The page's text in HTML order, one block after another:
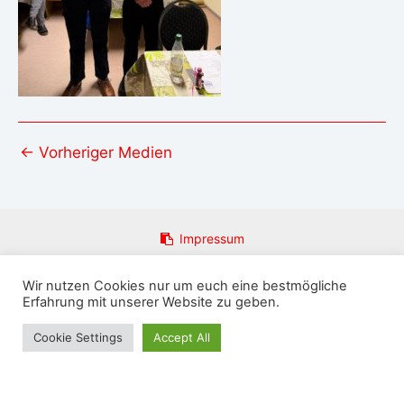
← Vorheriger Medien
Impressum
Login
Email an Admin
Presseanfragen
Wir nutzen Cookies nur um euch eine bestmögliche
Erfahrung mit unserer Website zu geben.
Cookie Settings Accept All